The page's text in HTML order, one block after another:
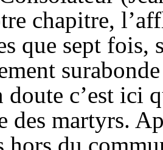
chapitre,
que sept fois,
doute c’est ici
des martyrs.